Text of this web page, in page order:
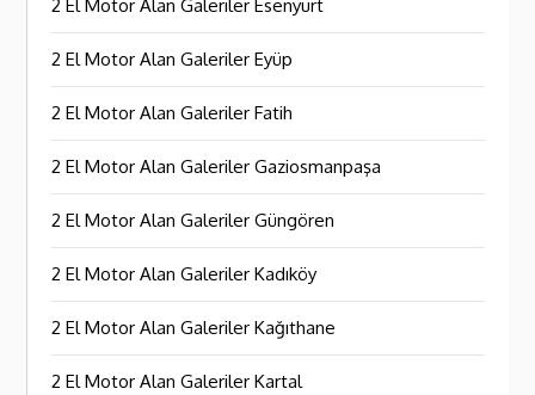
2 El Motor Alan Galeriler Esenyurt
2 El Motor Alan Galeriler Eyüp
2 El Motor Alan Galeriler Fatih
2 El Motor Alan Galeriler Gaziosmanpaşa
2 El Motor Alan Galeriler Güngören
2 El Motor Alan Galeriler Kadıköy
2 El Motor Alan Galeriler Kağıthane
2 El Motor Alan Galeriler Kartal